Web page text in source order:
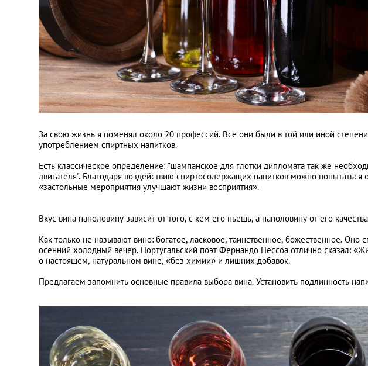
Санкт-Петербург
За свою жизнь я поменял около 20 профессий. Все они были в той или иной
употреблением спиртных напитков.
Есть классическое определение: "шампанское для глотки дипломата так же
двигателя". Благодаря воздействию спиртосодержащих напитков можно
«застольные мероприятия улучшают жизни восприятия».
Вкус вина наполовину зависит от того, с кем его пьешь, а наполовину от его
Как только не называют вино: богатое, ласковое, таинственное, божественное. Оно
осенний холодный вечер. Португальский поэт Фернандо Пессоа отлично сказал:
о настоящем, натуральном вине, «без химии» и лишних добавок.
Предлагаем запомнить основные правила выбора вина. Установить подлинность